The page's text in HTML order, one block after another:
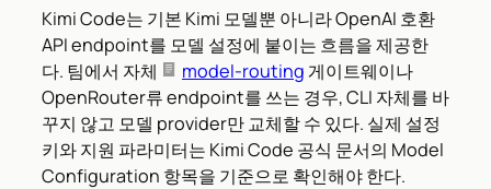
Kimi Code는 기본 Kimi 모델뿐 아니라 OpenAI 호환
API endpoint를 모델 설정에 붙이는 흐름을 제공한
다. 팀에서 자체
model-routing 게이트웨이나
OpenRouter류 endpoint를 쓰는 경우, CLI 자체를 바
꾸지 않고 모델 provider만 교체할 수 있다. 실제 설정
키와 지원 파라미터는 Kimi Code 공식 문서의 Model
Configuration 항목을 기준으로 확인해야 한다.